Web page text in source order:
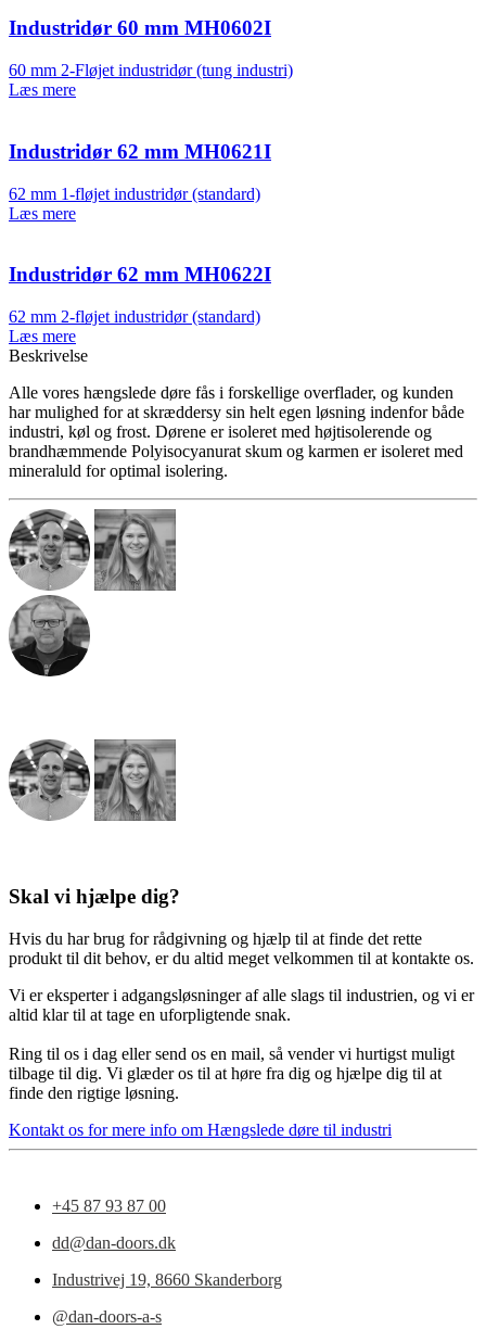
Industridør 60 mm MH0602I
60 mm 2-Fløjet industridør (tung industri)
Læs mere
Industridør 62 mm MH0621I
62 mm 1-fløjet industridør (standard)
Læs mere
Industridør 62 mm MH0622I
62 mm 2-fløjet industridør (standard)
Læs mere
Beskrivelse
Alle vores hængslede døre fås i forskellige overflader, og kunden
har mulighed for at skræddersy sin helt egen løsning indenfor både
industri, køl og frost. Dørene er isoleret med højtisolerende og
brandhæmmende Polyisocyanurat skum og karmen er isoleret med
mineraluld for optimal isolering.
Skal vi hjælpe dig?
Hvis du har brug for rådgivning og hjælp til at finde det rette
produkt til dit behov, er du altid meget velkommen til at kontakte os.
Vi er eksperter i adgangsløsninger af alle slags til industrien, og vi er
altid klar til at tage en uforpligtende snak.
Ring til os i dag eller send os en mail, så vender vi hurtigst muligt
tilbage til dig. Vi glæder os til at høre fra dig og hjælpe dig til at
finde den rigtige løsning.
Kontakt os for mere info om Hængslede døre til industri
+45 87 93 87 00
dd@dan-doors.dk
Industrivej 19, 8660 Skanderborg
@dan-doors-a-s